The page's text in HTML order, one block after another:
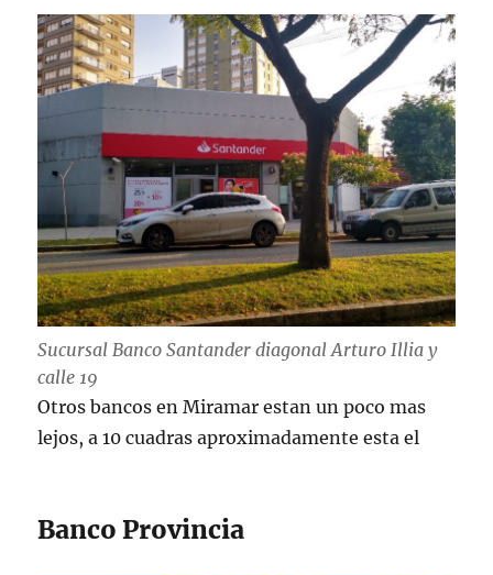
Sucursal Banco Santander diagonal Arturo Illia y
calle 19
Otros bancos en Miramar estan un poco mas
lejos, a 10 cuadras aproximadamente esta el
Banco Provincia